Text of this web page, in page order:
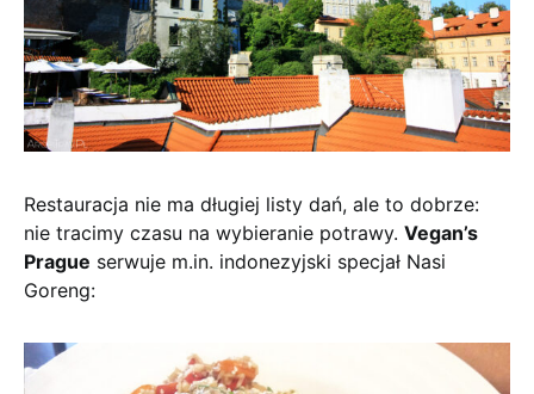
Restauracja nie ma długiej listy dań, ale to dobrze:
nie tracimy czasu na wybieranie potrawy. Vegan’s
Prague serwuje m.in. indonezyjski specjał Nasi
Goreng: